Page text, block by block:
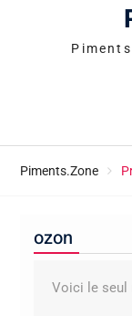
Piments.Zone
ozon
Voici le seul